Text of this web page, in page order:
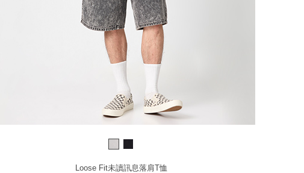
Loose Fit未讀訊息落肩T恤